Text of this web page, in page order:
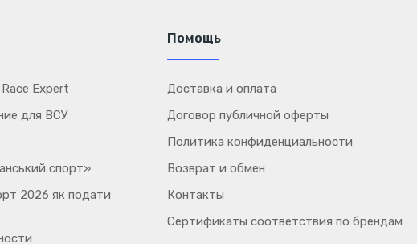
Expert
для ВСУ
спорт»
2026 як подати
Помощь
Доставка и оплата
Договор публичной оферты
Политика конфиденциальности
Возврат и обмен
Контакты
Сертификаты соответствия по брендам